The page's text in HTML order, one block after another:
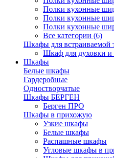
Полки кухонные
Полки кухонные
Полки кухонные
Все категории (6)
Шкафы для встраиваемой
Шкаф для духовки и
Шкафы
Белые шкафы
Гардеробные
Одностворчатые
Шкафы БЕРГЕН
Берген ПРО
Шкафы в прихожую
Узкие шкафы
Белые шкафы
Распашные шкафы
Угловые шкафы в